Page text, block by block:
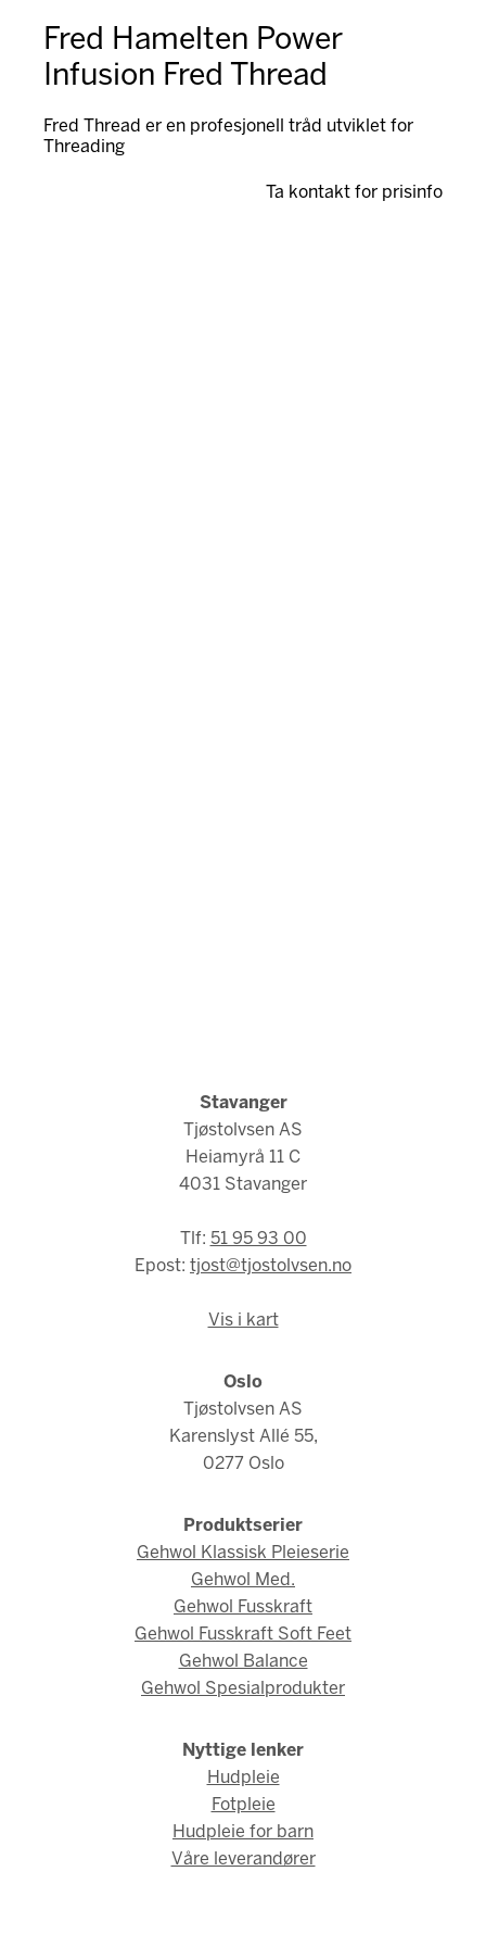
Fred Hamelten Power
Infusion Fred Thread
Fred Thread er en profesjonell tråd utviklet for
Threading
Ta kontakt for prisinfo
Stavanger
Tjøstolvsen AS
Heiamyrå 11 C
4031 Stavanger
Tlf: 51 95 93 00
Epost: tjost@tjostolvsen.no
Vis i kart
Oslo
Tjøstolvsen AS
Karenslyst Allé 55,
0277 Oslo
Produktserier
Gehwol Klassisk Pleieserie
Gehwol Med.
Gehwol Fusskraft
Gehwol Fusskraft Soft Feet
Gehwol Balance
Gehwol Spesialprodukter
Nyttige lenker
Hudpleie
Fotpleie
Hudpleie for barn
Våre leverandører